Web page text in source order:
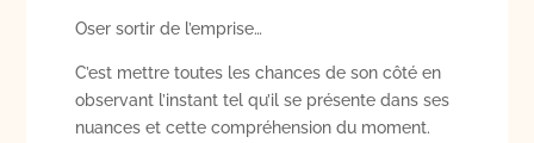
Oser sortir de l’emprise…
C’est mettre toutes les chances de son côté en
observant l’instant tel qu’il se présente dans ses
nuances et cette compréhension du moment.